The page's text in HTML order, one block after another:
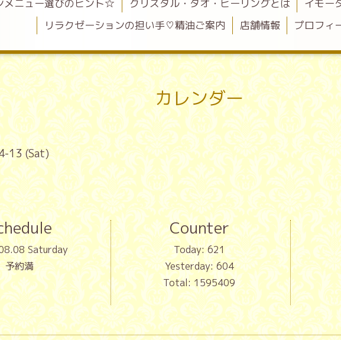
メニュー選びのヒント☆
クリスタル・タオ・ヒーリングとは
イモー
リラクゼーションの担い手♡精油ご案内
店舗情報 プロフィ
カレンダー
13 (Sat)
Saturday
予約満
Counter
Today:621
Yesterday:604
Total:1595409